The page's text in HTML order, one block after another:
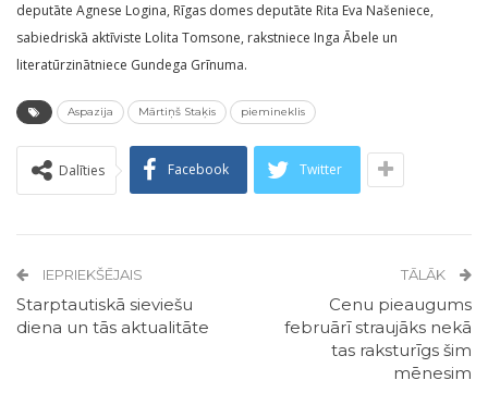
deputāte Agnese Logina, Rīgas domes deputāte Rita Eva Našeniece,
sabiedriskā aktīviste Lolita Tomsone, rakstniece Inga Ābele un
literatūrzinātniece Gundega Grīnuma.
Aspazija Mārtiņš Staķis piemineklis
Dalīties Facebook Twitter
IEPRIEKŠĒJAIS
Starptautiskā sieviešu
diena un tās aktualitāte
TĀLĀK
Cenu pieaugums
februārī straujāks nekā
tas raksturīgs šim
mēnesim